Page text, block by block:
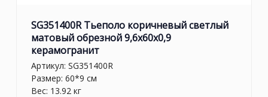
SG351400R Тьеполо коричневый светлый
матовый обрезной 9,6x60x0,9
керамогранит
Артикул: SG351400R
Размер: 60*9 см
Вес: 13.92 кг